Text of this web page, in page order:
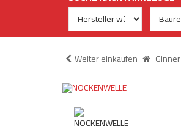
Weiter einkaufen Ginner